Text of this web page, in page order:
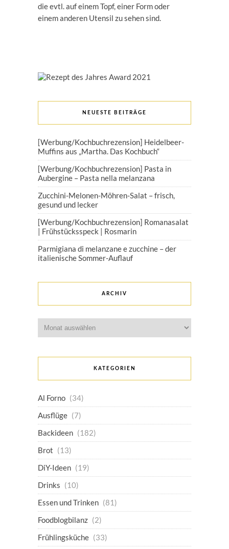
die evtl. auf einem Topf, einer Form oder
einem anderen Utensil zu sehen sind.
NEUESTE BEITRÄGE
[Werbung/Kochbuchrezension] Heidelbeer-
Muffins aus „Martha. Das Kochbuch“
[Werbung/Kochbuchrezension] Pasta in
Aubergine – Pasta nella melanzana
Zucchini-Melonen-Möhren-Salat – frisch,
gesund und lecker
[Werbung/Kochbuchrezension] Romanasalat
| Frühstücksspeck | Rosmarin
Parmigiana di melanzane e zucchine – der
italienische Sommer-Auflauf
ARCHIV
KATEGORIEN
Al Forno (34)
Ausflüge (7)
Backideen (182)
Brot (13)
DiY-Ideen (19)
Drinks (10)
Essen und Trinken (81)
Foodblogbilanz (2)
Frühlingsküche (33)